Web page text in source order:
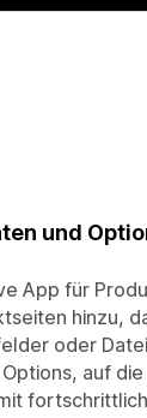
und
App für
hinzu,
oder
auf